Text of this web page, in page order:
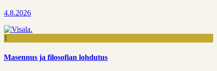
4.8.2026
1
Masennus ja filosofian lohdutus